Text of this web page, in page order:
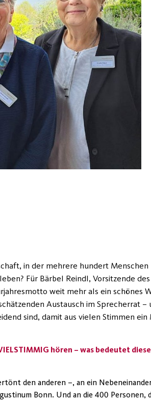
in der mehrere hundert
Für Bärbel Reindl, Vorsitzende
weit mehr als ein schönes
Austausch im Sprecherrat –
sind, damit aus vielen Stimmen ein
hören – was bedeutet
den anderen –, an ein
Bonn. Und an die 400 Personen,